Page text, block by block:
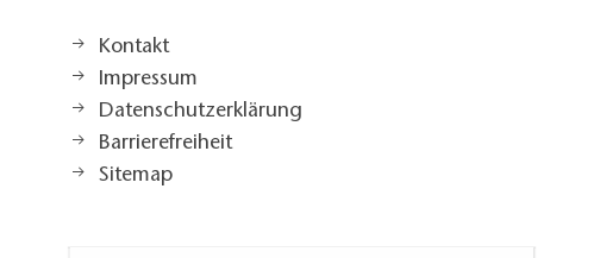
Kontakt
Impressum
Datenschutzerklärung
Barrierefreiheit
Sitemap